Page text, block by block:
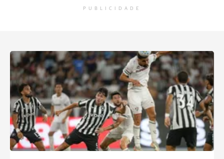
PUBLICIDADE